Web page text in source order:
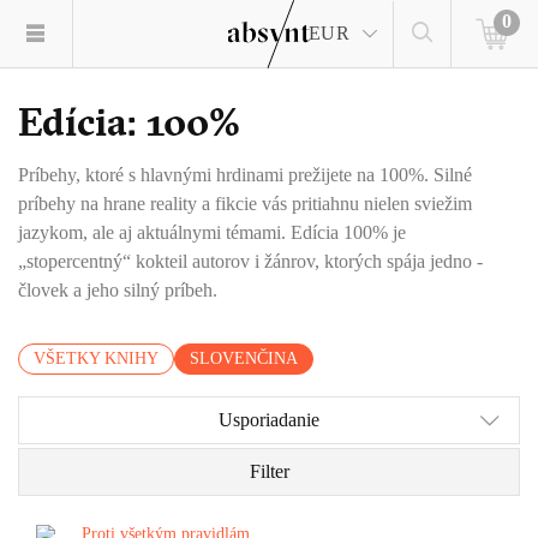
EUR
0
Edícia: 100%
Príbehy, ktoré s hlavnými hrdinami prežijete na 100%. Silné
príbehy na hrane reality a fikcie vás pritiahnu nielen sviežim
jazykom, ale aj aktuálnymi témami. Edícia 100% je
„stopercentný“ kokteil autorov i žánrov, ktorých spája jedno -
človek a jeho silný príbeh.
VŠETKY KNIHY SLOVENČINA
Usporiadanie
Filter